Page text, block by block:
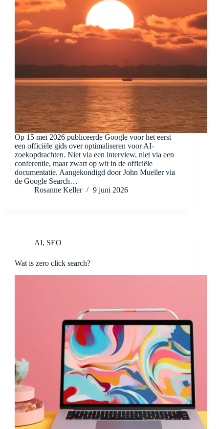
Op 15 mei 2026 publiceerde Google voor het eerst
een officiële gids over optimaliseren voor AI-
zoekopdrachten. Niet via een interview, niet via een
conferentie, maar zwart op wit in de officiële
documentatie. Aangekondigd door John Mueller via
de Google Search…
Rosanne Keller
9 juni 2026
AI, SEO
Wat is zero click search?